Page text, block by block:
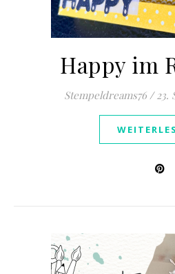
Happy im
Stempeldreams76 / 23.